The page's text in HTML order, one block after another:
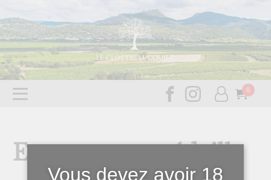
Encore une médaille
Vous devez avoir 18